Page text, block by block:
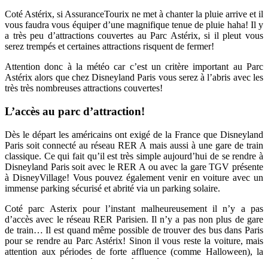
Coté Astérix, si AssuranceTourix ne met à chanter la pluie arrive et il
vous faudra vous équiper d’une magnifique tenue de pluie haha! Il y
a très peu d’attractions couvertes au Parc Astérix, si il pleut vous
serez trempés et certaines attractions risquent de fermer!
Attention donc à la météo car c’est un critère important au Parc
Astérix alors que chez Disneyland Paris vous serez à l’abris avec les
très très nombreuses attractions couvertes!
L’accès au parc d’attraction!
Dès le départ les américains ont exigé de la France que Disneyland
Paris soit connecté au réseau RER A mais aussi à une gare de train
classique. Ce qui fait qu’il est très simple aujourd’hui de se rendre à
Disneyland Paris soit avec le RER A ou avec la gare TGV présente
à DisneyVillage! Vous pouvez également venir en voiture avec un
immense parking sécurisé et abrité via un parking solaire.
Coté parc Asterix pour l’instant malheureusement il n’y a pas
d’accès avec le réseau RER Parisien. Il n’y a pas non plus de gare
de train… Il est quand même possible de trouver des bus dans Paris
pour se rendre au Parc Astérix! Sinon il vous reste la voiture, mais
attention aux périodes de forte affluence (comme Halloween), la